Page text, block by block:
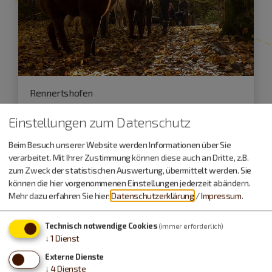
Rennertshofen
Alpakas mit reichhaltigem Frühstück
Ammerfelder Highland-Trekking
Führungen und Exkursionen
Einstellungen zum Datenschutz
Beim Besuch unserer Website werden Informationen über Sie
verarbeitet. Mit Ihrer Zustimmung können diese auch an Dritte, z.B.
zum Zweck der statistischen Auswertung, übermittelt werden. Sie
können die hier vorgenommenen Einstellungen jederzeit abändern.
Mehr dazu erfahren Sie hier:Datenschutzerklärung /Impressum.
Technisch notwendige Cookies (immer erforderlich)
↓ 1 Dienst
Externe Dienste
↓ 4Dienste